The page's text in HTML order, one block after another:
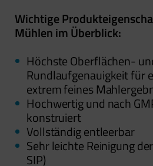
Wichtige
Mühlen im Überblick:
Höchste Oberflächen-
Rundlaufgenauigkeit für
extrem feines
Hochwertig und nach
konstruiert
Vollständig entleerbar
Sehr leichte Reinigung
SIP)